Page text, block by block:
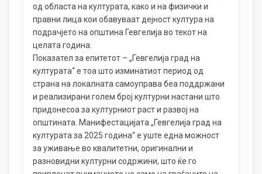
од областа на културата, како и на физички и
правни лица кои обавуваат дејност култура на
подрачјето на општина Гевгелија во текот на
целата година.
Показател за епитетот – „Гевгелија град на
културата“ е тоа што изминатиот период од
страна на локалната самоуправа беа поддржани
и реализирани голем број културни настани што
придонесоа за културниот раст и развој на
општината. Манифестацијата „Гевгелија град на
културата за 2025 година“ е уште една можност
за уживање во квалитетни, оригинални и
разновидни културни содржини, што ќе го